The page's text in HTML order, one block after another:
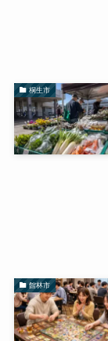
桐生市
館林市